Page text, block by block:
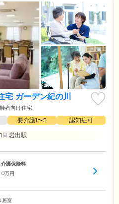
宅 ガーデン紀の川
者向け住宅
要介護1〜5
認知症可
岩出駅
介護保険料
0万円
居室